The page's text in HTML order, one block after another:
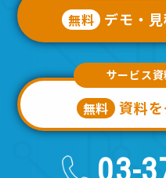
無料 デモ・
サービス
無料 資料
03-